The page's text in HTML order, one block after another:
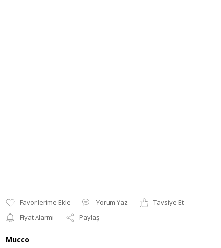
Yorum Yaz
Tavsiye Et
Fiyat Alarmı
Paylaş
Mucco